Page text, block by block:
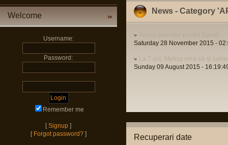
Welcome
Username:
Password:
Remember me
[Signup ]
[ Forgot password? ]
News - Category
Saturday 28 November 2015 -
La 7 ani, Melisa vrea să-şi
Sunday 09 August 2015 -
Recuperari date